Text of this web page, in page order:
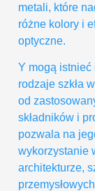
metali, które
różne kolory i
optyczne.
Y mogą istnieć
rodzaje szkła
od
składników i
pozwala na
wykorzystanie
architekturze,
przemysłowych